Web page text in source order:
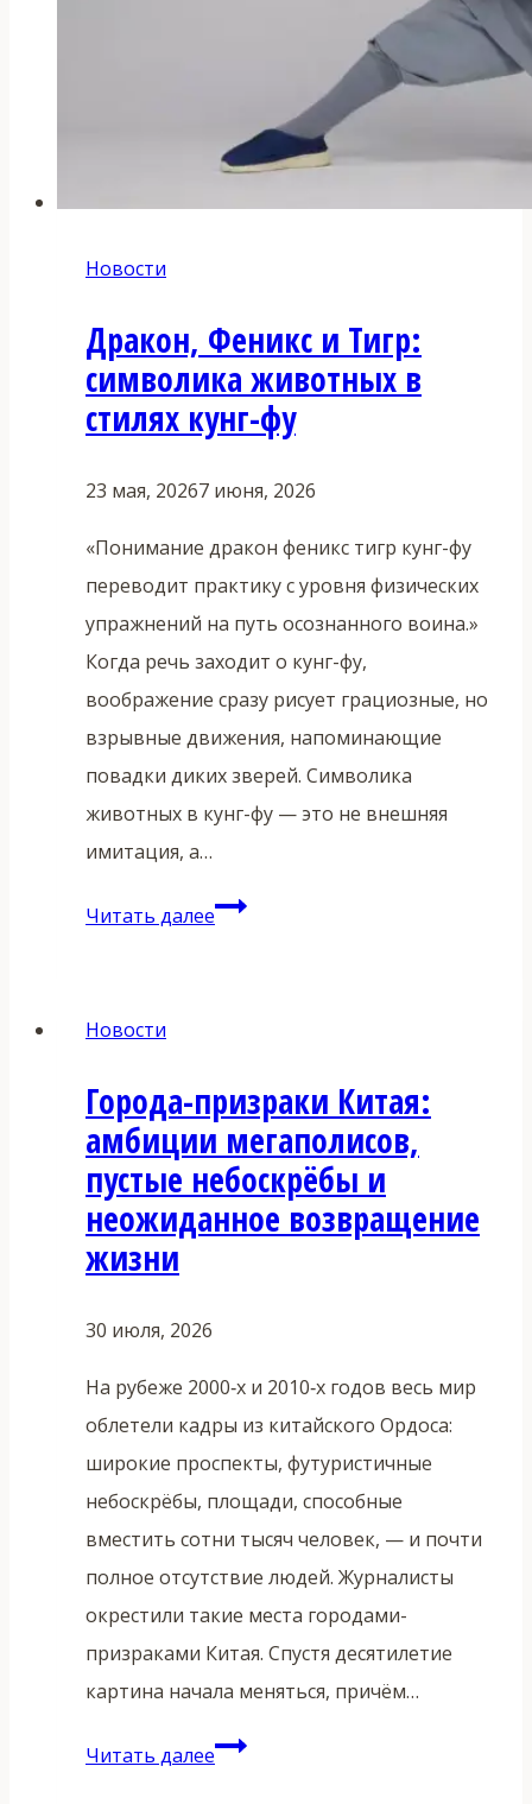
Новости
Дракон, Феникс и Тигр:
символика животных в
стилях кунг-фу
23 мая, 20267 июня, 2026
«Понимание дракон феникс тигр кунг-фу
переводит практику с уровня физических
упражнений на путь осознанного воина.»
Когда речь заходит о кунг-фу,
воображение сразу рисует грациозные, но
взрывные движения, напоминающие
повадки диких зверей. Символика
животных в кунг-фу — это не внешняя
имитация, а…
Читать далееДракон,
животных
в
стилях
кунг-
Новости
Города-призраки Китая:
амбиции мегаполисов,
пустые небоскрёбы и
неожиданное возвращение
жизни
30 июля, 2026
На рубеже 2000‑х и 2010‑х годов весь мир
облетели кадры из китайского Ордоса:
широкие проспекты, футуристичные
небоскрёбы, площади, способные
вместить сотни тысяч человек, — и почти
полное отсутствие людей. Журналисты
окрестили такие места городами-
призраками Китая. Спустя десятилетие
картина начала меняться, причём…
Читать далееГорода-